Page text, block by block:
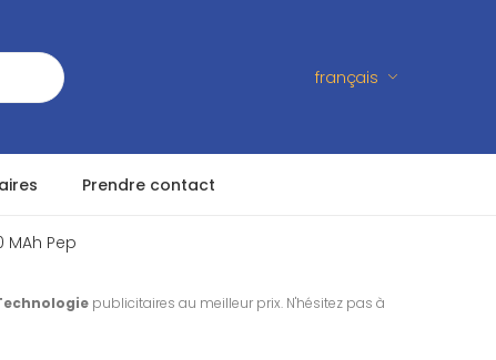
français
Prendre contact
MAh Pep
publicitaires au meilleur prix. N'hésitez pas à